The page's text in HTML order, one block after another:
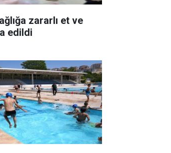
zararlı et ve
edildi